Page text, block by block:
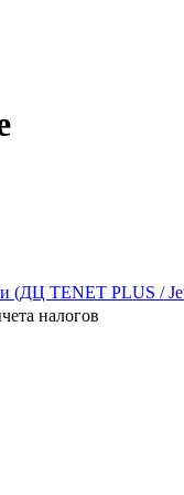
(ДЦ TENET PLUS /
налогов